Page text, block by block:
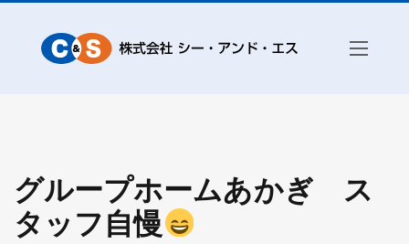
グループホームあかぎ ス
タッフ自慢